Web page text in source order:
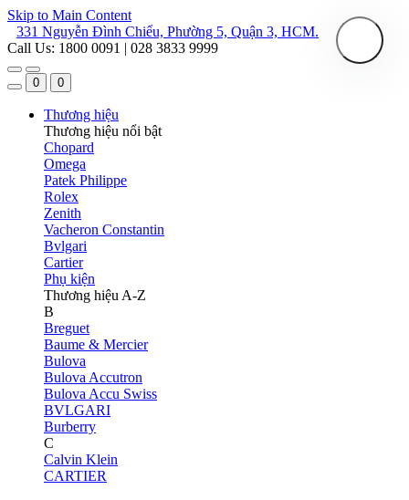
Skip to Main Content
331 Nguyễn Đình Chiểu, Phường 5, Quận 3, HCM.
Call Us: 1800 0091 | 028 3833 9999
0 0
Thương hiệu
Thương hiệu nổi bật
Chopard
Omega
Patek Philippe
Rolex
Zenith
Vacheron Constantin
Bvlgari
Cartier
Phụ kiện
Thương hiệu A-Z
B
Breguet
Baume & Mercier
Bulova
Bulova Accutron
Bulova Accu Swiss
BVLGARI
Burberry
C
Calvin Klein
CARTIER